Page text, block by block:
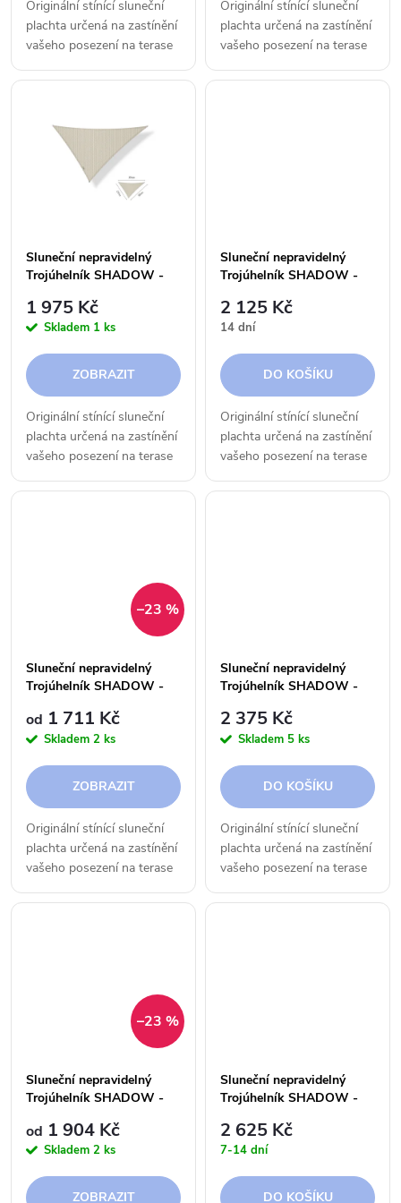
d
u
d
u
Originální stínící sluneční
plachta určená na zastínění
vašeho posezení na terase
Originální stínící sluneční
plachta určená na zastínění
vašeho posezení na terase
Sluneční nepravidelný
Trojúhelník SHADOW -
1 975 Kč
Skladem 1 ks
ZOBRAZIT
Originální stínící sluneční
plachta určená na zastínění
vašeho posezení na terase
Sluneční nepravidelný
Trojúhelník SHADOW -
2 125 Kč
14 dní
DO KOŠÍKU
Originální stínící sluneční
plachta určená na zastínění
vašeho posezení na terase
–23 %
Sluneční nepravidelný
Trojúhelník SHADOW -
od 1 711 Kč
Skladem 2 ks
ZOBRAZIT
Originální stínící sluneční
plachta určená na zastínění
vašeho posezení na terase
Sluneční nepravidelný
Trojúhelník SHADOW -
2 375 Kč
Skladem 5 ks
DO KOŠÍKU
Originální stínící sluneční
plachta určená na zastínění
vašeho posezení na terase
–23 %
Sluneční nepravidelný
Trojúhelník SHADOW -
od 1 904 Kč
Skladem 2 ks
ZOBRAZIT
Sluneční nepravidelný
Trojúhelník SHADOW -
2 625 Kč
7-14 dní
DO KOŠÍKU